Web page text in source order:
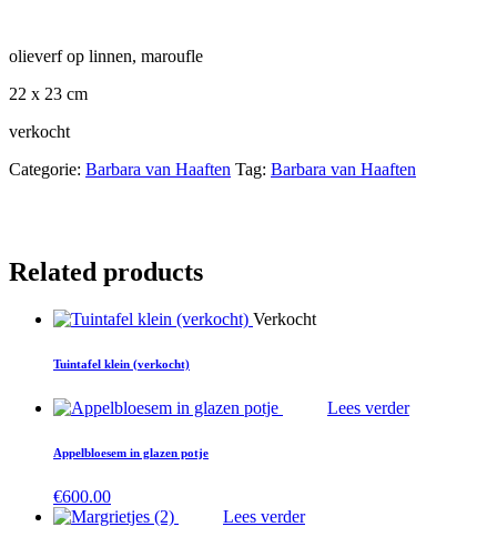
olieverf op linnen, maroufle
22 x 23 cm
verkocht
Categorie: Barbara van Haaften Tag: Barbara van Haaften
Related products
Verkocht
Tuintafel klein (verkocht)
Lees verder
Appelbloesem in glazen potje
€600.00
Lees verder